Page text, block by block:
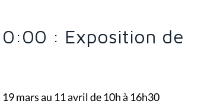
: Exposition de
mars au 11 avril de 10h à 16h30